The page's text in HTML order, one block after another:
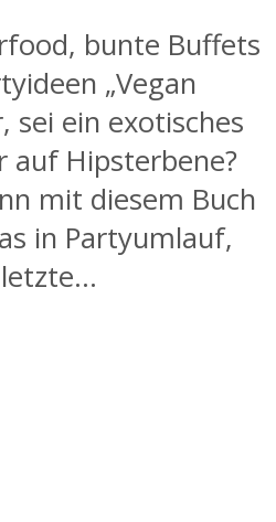
bunte Buffets
„Vegan
sei ein exotisches
auf Hipsterbene?
mit diesem Buch
in Partyumlauf,